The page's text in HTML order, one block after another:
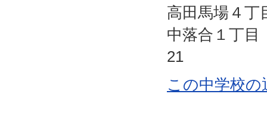
高田馬場４
中落合１丁
21
この中学校